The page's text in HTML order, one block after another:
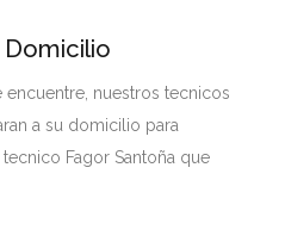
encuentre, nuestros tecnicos
a su domicilio para
Fagor Santoña que